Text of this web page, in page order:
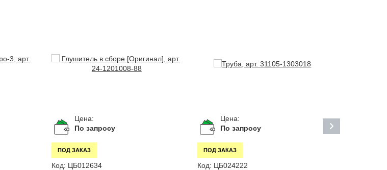
Цена:
По запросу
ПОД ЗАКАЗ
Код: ЦБ012634
Цена:
По запросу
ПОД ЗАКАЗ
Код: ЦБ024222